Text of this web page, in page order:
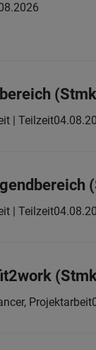
| Teilzeit
| Teilzeit
Projektarbeit